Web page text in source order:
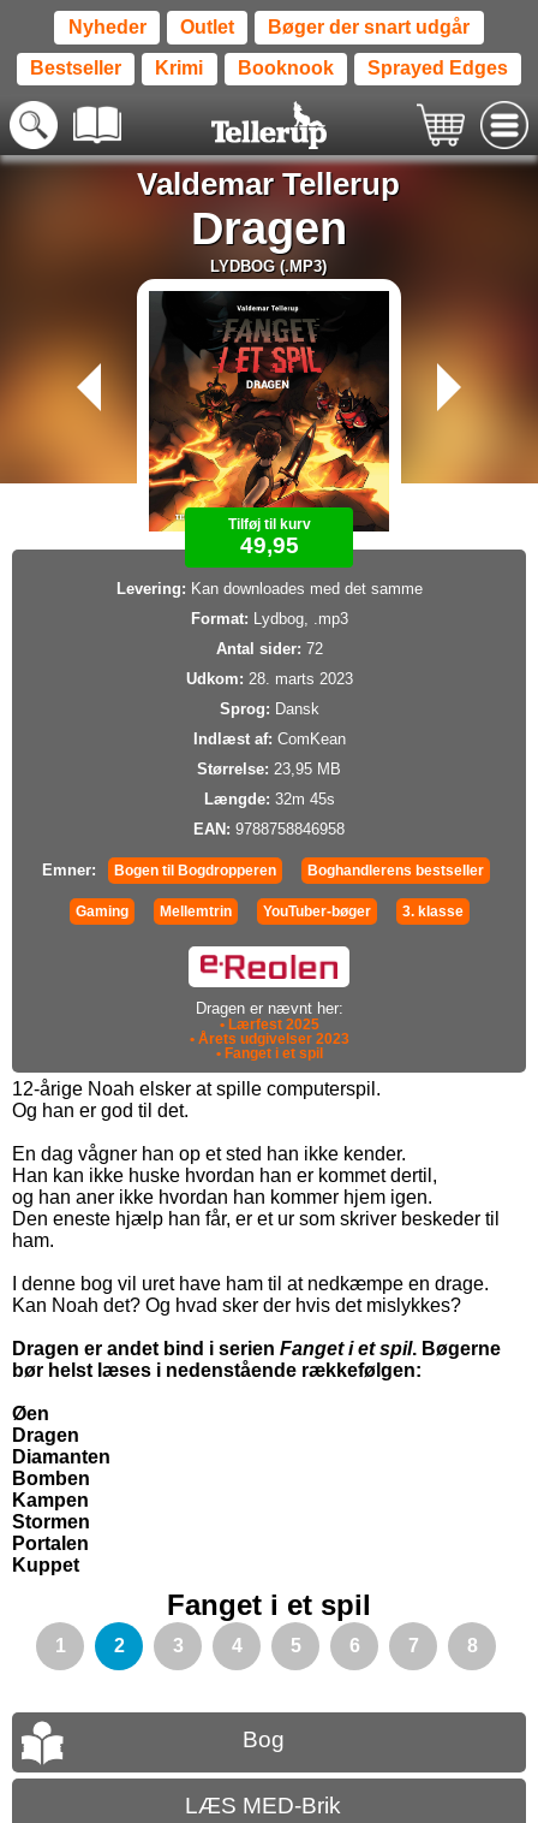
Nyheder Outlet Bøger der snart udgår
Bestseller Krimi Booknook Sprayed Edges
Valdemar Tellerup
Dragen
LYDBOG (.MP3)
Tilføj til kurv
49,95
Levering: Kan downloades med det samme
Format: Lydbog, .mp3
Antal sider: 72
Udkom: 28. marts 2023
Sprog: Dansk
Indlæst af: ComKean
Størrelse: 23,95 MB
Længde: 32m 45s
EAN: 9788758846958
Emner: Bogen til Bogdropperen Boghandlerens bestseller
Gaming Mellemtrin YouTuber-bøger 3. klasse
Dragen er nævnt her:
• Lærfest 2025
• Årets udgivelser 2023
• Fanget i et spil
12-årige Noah elsker at spille computerspil.
Og han er god til det.
En dag vågner han op et sted han ikke kender.
Han kan ikke huske hvordan han er kommet dertil,
og han aner ikke hvordan han kommer hjem igen.
Den eneste hjælp han får, er et ur som skriver beskeder til
ham.
I denne bog vil uret have ham til at nedkæmpe en drage.
Kan Noah det? Og hvad sker der hvis det mislykkes?
Dragen er andet bind i serien Fanget i et spil. Bøgerne
bør helst læses i nedenstående rækkefølgen:
Øen
Dragen
Diamanten
Bomben
Kampen
Stormen
Portalen
Kuppet
Fanget i et spil
1 2 3 4 5 6 7 8
Bog
LÆS MED-Brik